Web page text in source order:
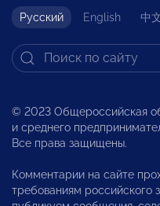
Русский English 中
© 2023 Общероссийская
и среднего
Все права защищены.
Комментарии на сайте
требованиям российского